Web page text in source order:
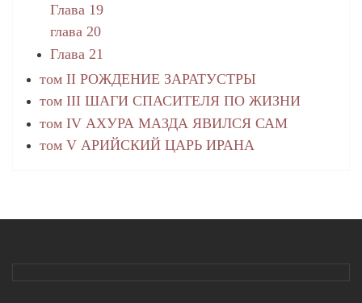
Глава 19
глава 20
Глава 21
том II РОЖДЕНИЕ ЗАРАТУСТРЫ
том III ШАГИ СПАСИТЕЛЯ ПО ЖИЗНИ
том IV АХУРА МАЗДА ЯВИЛСЯ САМ
том V АРИЙСКИЙ ЦАРЬ ИРАНА